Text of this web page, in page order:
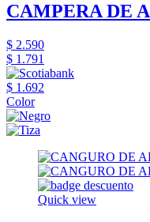
CAMPERA DE
$ 2.590
$ 1.791
$ 1.692
Color
Quick view